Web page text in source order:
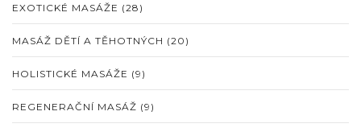
EXOTICKÉ MASÁŽE (28)
MASÁŽ DĚTÍ A TĚHOTNÝCH (20)
HOLISTICKÉ MASÁŽE (9)
REGENERAČNÍ MASÁŽ (9)